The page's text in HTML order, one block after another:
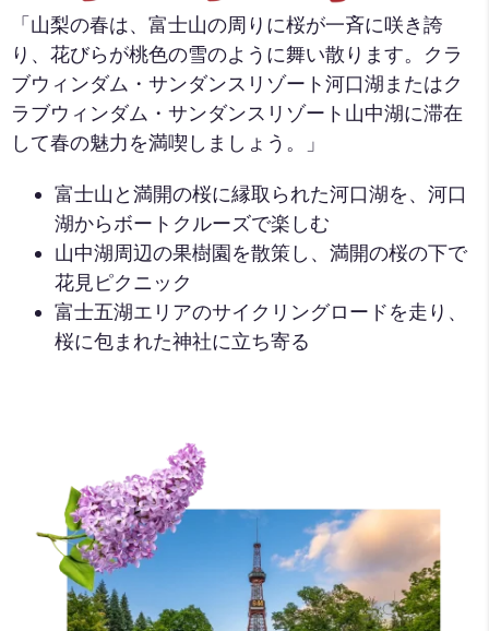
「山梨の春は、富士山の周りに桜が一斉に咲き誇
り、花びらが桃色の雪のように舞い散ります。クラ
ブウィンダム・サンダンスリゾート河口湖またはク
ラブウィンダム・サンダンスリゾート山中湖に滞在
して春の魅力を満喫しましょう。」
富士山と満開の桜に縁取られた河口湖を、河口
湖からボートクルーズで楽しむ
山中湖周辺の果樹園を散策し、満開の桜の下で
花見ピクニック
富士五湖エリアのサイクリングロードを走り、
桜に包まれた神社に立ち寄る